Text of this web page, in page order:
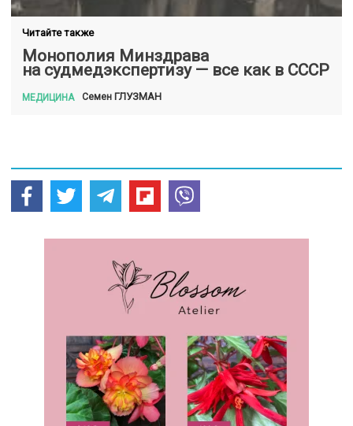
Читайте также
Монополия Минздрава
на судмедэкспертизу — все как в СССР
МЕДИЦИНА Семен ГЛУЗМАН